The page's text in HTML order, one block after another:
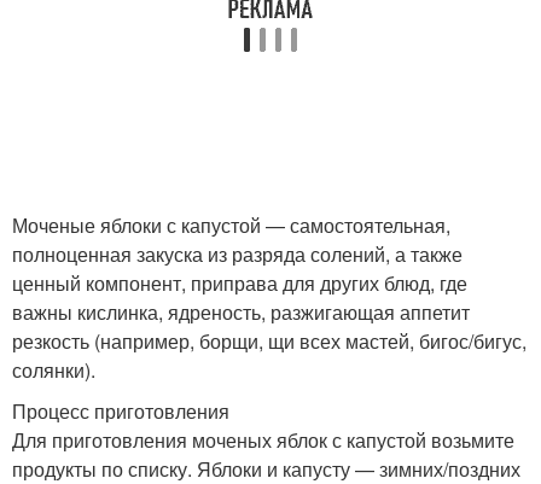
Моченые яблоки с капустой — самостоятельная,
полноценная закуска из разряда солений, а также
ценный компонент, приправа для других блюд, где
важны кислинка, ядреность, разжигающая аппетит
резкость (например, борщи, щи всех мастей, бигос/бигус,
солянки).
Процесс приготовления
Для приготовления моченых яблок с капустой возьмите
продукты по списку. Яблоки и капусту — зимних/поздних